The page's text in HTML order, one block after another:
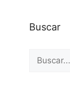
Buscar
Buscar: